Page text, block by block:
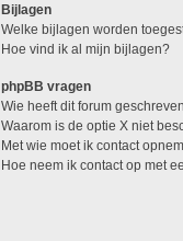
Bijlagen
Welke bijlagen worden
Hoe vind ik al mijn bijlagen?
phpBB vragen
Wie heeft dit forum
Waarom is de optie X niet
Met wie moet ik contact
Hoe neem ik contact op met